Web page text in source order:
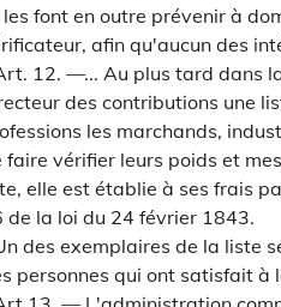
les font en outre prévenir à
afin qu'aucun des
12. —... Au plus tard dans
des contributions une
les marchands,
faire vérifier leurs poids et
elle est établie à ses frais
de la loi du 24 février 1843.
des exemplaires de la liste
personnes qui ont satisfait à